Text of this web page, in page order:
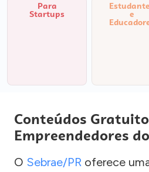
Para
Startups e
Conteúdos
Empreendedores
O Sebrae/PR oferece